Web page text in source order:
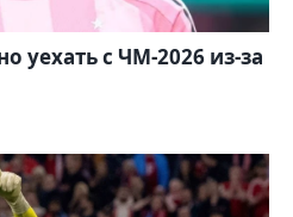
уехать с ЧМ-2026 из-за